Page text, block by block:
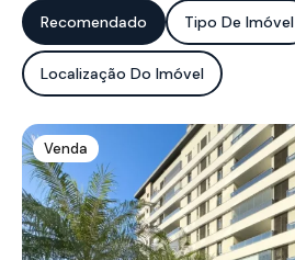
Recomendado Tipo De Imóvel
Localização Do Imóvel
Venda